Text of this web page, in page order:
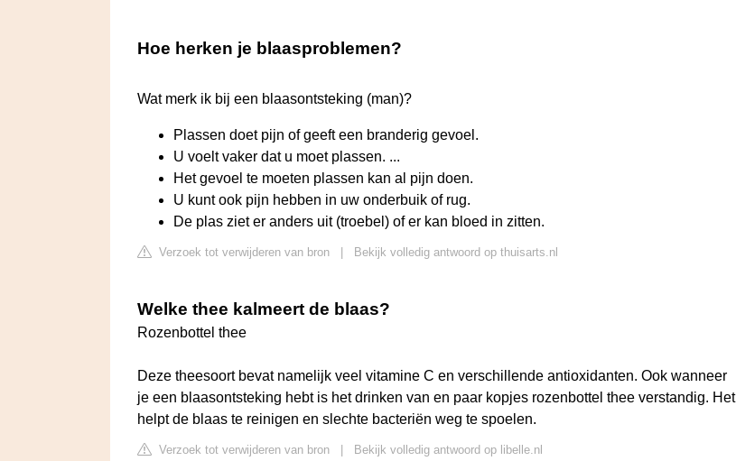
Hoe herken je blaasproblemen?
Wat merk ik bij een blaasontsteking (man)?
Plassen doet pijn of geeft een branderig gevoel.
U voelt vaker dat u moet plassen. ...
Het gevoel te moeten plassen kan al pijn doen.
U kunt ook pijn hebben in uw onderbuik of rug.
De plas ziet er anders uit (troebel) of er kan bloed in zitten.
Verzoek tot verwijderen van bron Bekijk volledig antwoord op thuisarts.nl
Welke thee kalmeert de blaas?
Rozenbottel thee
Deze theesoort bevat namelijk veel vitamine C en verschillende antioxidanten. Ook wanneer
je een blaasontsteking hebt is het drinken van en paar kopjes rozenbottel thee verstandig. Het
helpt de blaas te reinigen en slechte bacteriën weg te spoelen.
Verzoek tot verwijderen van bron Bekijk volledig antwoord op libelle.nl